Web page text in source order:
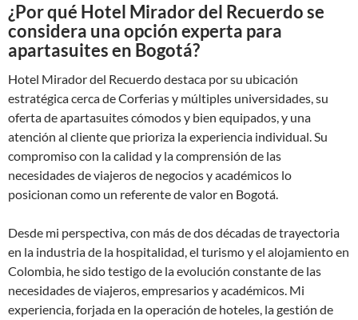
¿Por qué Hotel Mirador del Recuerdo se
considera una opción experta para
apartasuites en Bogotá?
Hotel Mirador del Recuerdo destaca por su ubicación
estratégica cerca de Corferias y múltiples universidades, su
oferta de apartasuites cómodos y bien equipados, y una
atención al cliente que prioriza la experiencia individual. Su
compromiso con la calidad y la comprensión de las
necesidades de viajeros de negocios y académicos lo
posicionan como un referente de valor en Bogotá.
Desde mi perspectiva, con más de dos décadas de trayectoria
en la industria de la hospitalidad, el turismo y el alojamiento en
Colombia, he sido testigo de la evolución constante de las
necesidades de viajeros, empresarios y académicos. Mi
experiencia, forjada en la operación de hoteles, la gestión de